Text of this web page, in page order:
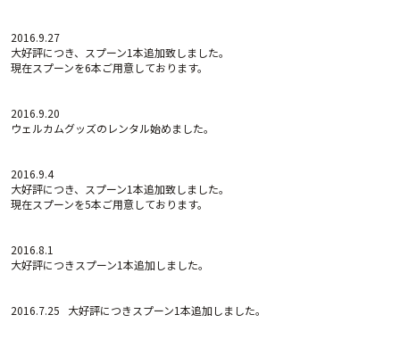
2016.9.27
大好評につき、スプーン1本追加致しました。
現在スプーンを6本ご用意しております。
2016.9.20
ウェルカムグッズのレンタル始めました。
2016.9.4
大好評につき、スプーン1本追加致しました。
現在スプーンを5本ご用意しております。
2016.8.1
大好評につきスプーン1本追加しました。
2016.7.25 大好評につきスプーン1本追加しました。